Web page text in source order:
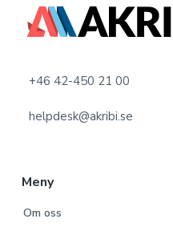
+46 42-450 21 00
helpdesk@akribi.se
Meny
Om oss